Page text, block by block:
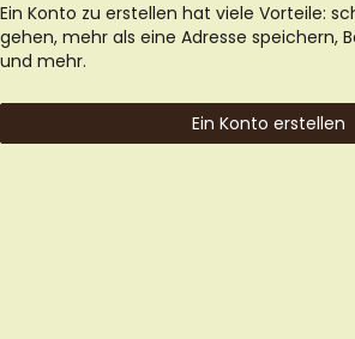
Ein Konto zu erstellen hat viele Vorteile:
gehen, mehr als eine Adresse speichern,
und mehr.
Ein Konto erstellen